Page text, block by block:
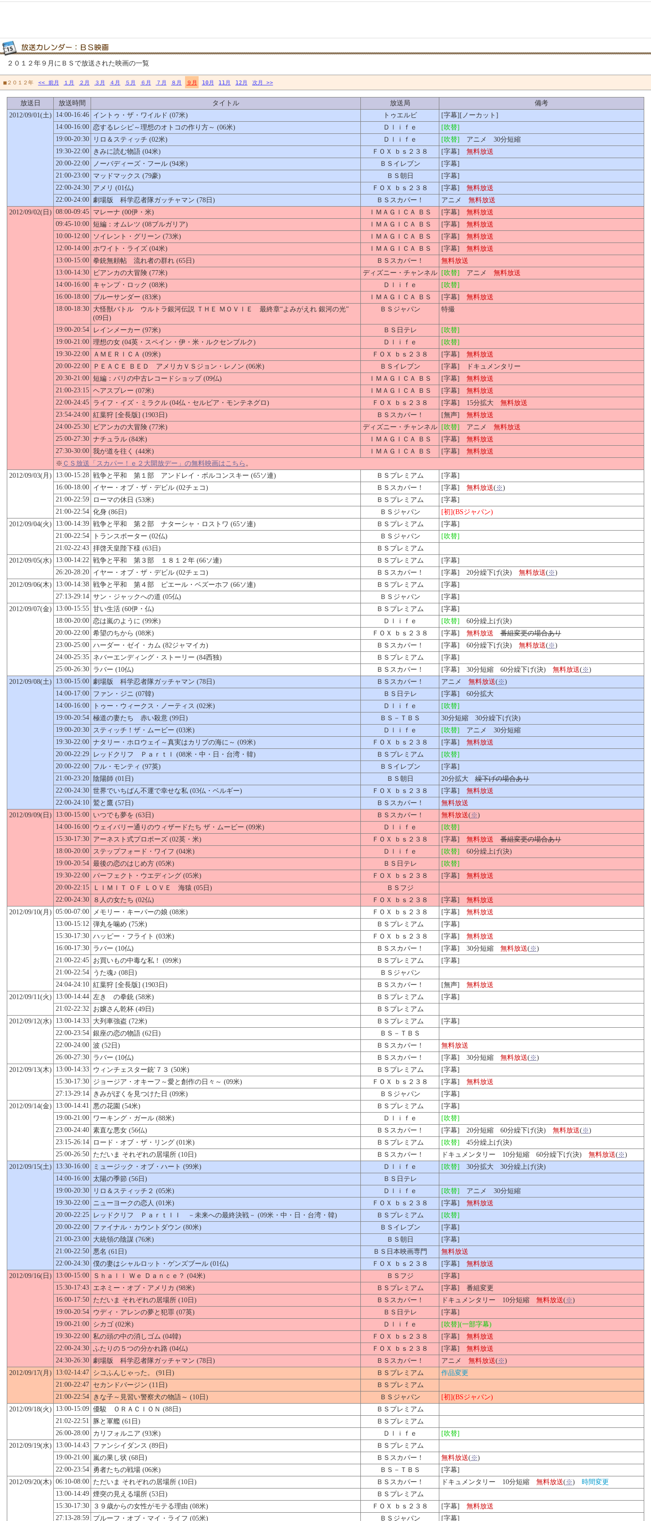
２０１２年９月にＢＳで放送された映画の一覧
■２０１２年 << 前月 １月 ２月 ３月 ４月 ５月 ６月 ７月 ８月 ９月 10月 11月 12月 次月 >>
放送日 放送時間 タイトル 放送局
備考
2012/09/01(土)
14:00-16:46 イントゥ・ザ・ワイルド (07米) トゥエルビ
[字幕][ノーカット]
14:00-16:00 恋するレシピ～理想のオトコの作り方～ (06米) Ｄｌｉｆｅ
[吹替]
19:00-20:30
リロ＆スティッチ (02米) Ｄｌｉｆｅ [吹替] アニメ 30分短縮
19:30-22:00
きみに読む物語 (04米) ＦＯＸ ｂｓ２３８ [字幕] 無料放送
20:00-22:00
ノーバディーズ・フール (94米) ＢＳイレブン
[字幕]
21:00-23:00
マッドマックス (79豪) ＢＳ朝日
[字幕]
22:00-24:30
アメリ (01仏) ＦＯＸ ｂｓ２３８ [字幕] 無料放送
22:00-24:00
劇場版 科学忍者隊ガッチャマン (78日) ＢＳスカパー！ アニメ 無料放送
2012/09/02(日) 08:00-09:45 マレーナ (00伊・米) ＩＭＡＧＩＣＡ ＢＳ [字幕] 無料放送
09:45-10:00 短編：オムレツ (08ブルガリア) ＩＭＡＧＩＣＡ ＢＳ [字幕] 無料放送
10:00-12:00
ソイレント・グリーン (73米) ＩＭＡＧＩＣＡ ＢＳ [字幕] 無料放送
12:00-14:00
ホワイト・ライズ (04米) ＩＭＡＧＩＣＡ ＢＳ [字幕] 無料放送
13:00-15:00 拳銃無頼帖 流れ者の群れ (65日) ＢＳスカパー！
無料放送
13:00-14:30
ビアンカの大冒険 (77米) ディズニー・チャンネル [吹替] アニメ 無料放送
14:00-16:00
キャンプ・ロック (08米) Ｄｌｉｆｅ
[吹替]
16:00-18:00
ブルーサンダー (83米) ＩＭＡＧＩＣＡ ＢＳ [字幕] 無料放送
18:00-18:30
大怪獣バトル ウルトラ銀河伝説 ＴＨＥ ＭＯＶＩＥ 最終章“よみがえれ 銀河の光”
(09日)
ＢＳジャパン 特撮
19:00-20:54 レインメーカー (97米) ＢＳ日テレ
[吹替]
19:00-21:00 理想の女(04英・スペイン・伊・米・ルクセンブルク) Ｄｌｉｆｅ
[吹替]
19:30-22:00
ＡＭＥＲＩＣＡ (09米) ＦＯＸ ｂｓ２３８ [字幕] 無料放送
20:00-22:00
ＰＥＡＣＥ ＢＥＤ アメリカＶＳジョン・レノン (06米) ＢＳイレブン
[字幕] ドキュメンタリー
20:30-21:00 短編：パリの中古レコードショップ (09仏) ＩＭＡＧＩＣＡ ＢＳ [字幕] 無料放送
21:00-23:15 ヘアスプレー (07米) ＩＭＡＧＩＣＡ ＢＳ [字幕] 無料放送
22:00-24:45
ライフ・イズ・ミラクル (04仏・セルビア・モンテネグロ) ＦＯＸ ｂｓ２３８ [字幕] 15分拡大 無料放送
23:54-24:00 紅葉狩 [全長版] (1903日) ＢＳスカパー！ [無声] 無料放送
24:00-25:30
ビアンカの大冒険 (77米) ディズニー・チャンネル [吹替] アニメ 無料放送
25:00-27:30 ナチュラル (84米) ＩＭＡＧＩＣＡ ＢＳ [字幕] 無料放送
27:30-30:00 我が道を往く (44米) ＩＭＡＧＩＣＡ ＢＳ [字幕] 無料放送
※ ＣＳ放送「スカパー！ｅ２大開放デー」の無料映画はこちら 。
2012/09/03(月)
13:00-15:28 戦争と平和 第１部 アンドレイ・ボルコンスキー (65ソ連) ＢＳプレミアム
[字幕]
16:00-18:00
イヤー・オブ・ザ・デビル (02チェコ) ＢＳスカパー！ [字幕] 無料放送(※)
21:00-22:59
ローマの休日 (53米) ＢＳプレミアム
[字幕]
21:00-22:54 化身 (86日) ＢＳジャパン
[初](BSジャパン)
2012/09/04(火)
13:00-14:39 戦争と平和 第２部 ナターシャ・ロストワ (65ソ連) ＢＳプレミアム
[字幕]
21:00-22:54
トランスポーター (02仏) ＢＳジャパン
[吹替]
21:02-22:43 拝啓天皇陛下様 (63日)
ＢＳプレミアム
2012/09/05(水) 13:00-14:22 戦争と平和 第３部 １８１２年 (66ソ連) ＢＳプレミアム
[字幕]
26:20-28:20
イヤー・オブ・ザ・デビル (02チェコ) ＢＳスカパー！ [字幕] 20分繰下げ(決) 無料放送(※)
2012/09/06(木)
13:00-14:38 戦争と平和 第４部 ピエール・ベズーホフ (66ソ連) ＢＳプレミアム
[字幕]
27:13-29:14 サン・ジャックへの道 (05仏) ＢＳジャパン
[字幕]
2012/09/07(金)
13:00-15:55 甘い生活 (60伊・仏) ＢＳプレミアム
[字幕]
18:00-20:00 恋は嵐のように (99米) Ｄｌｉｆｅ [吹替] 60分繰上げ(決)
20:00-22:00 希望のちから (08米) ＦＯＸ ｂｓ２３８ [字幕] 無料放送
番組変更の場合あり
23:00-25:00 ハーダー・ゼイ・カム (82ジャマイカ) ＢＳスカパー！ [字幕] 60分繰下げ(決) 無料放送(※)
24:00-25:35
ネバーエンディング・ストーリー (84西独) ＢＳプレミアム
[字幕]
25:00-26:30
ラバー (10仏) ＢＳスカパー！ [字幕] 30分短縮 60分繰下げ(決) 無料放送(※)
2012/09/08(土)
13:00-15:00 劇場版 科学忍者隊ガッチャマン (78日) ＢＳスカパー！ アニメ 無料放送(※)
14:00-17:00
ファン・ジニ (07韓) ＢＳ日テレ
[字幕] 60分拡大
14:00-16:00
トゥー・ウィークス・ノーティス (02米) Ｄｌｉｆｅ
[吹替]
19:00-20:54 極道の妻たち 赤い殺意 (99日) ＢＳ－ＴＢＳ
30分短縮 30分繰下げ(決)
19:00-20:30
スティッチ！ザ・ムービー (03米) Ｄｌｉｆｅ [吹替] アニメ 30分短縮
19:30-22:00 ナタリー・ホロウェイ～真実はカリブの海に～ (09米) ＦＯＸ ｂｓ２３８ [字幕] 無料放送
20:00-22:29
レッドクリフ ＰａｒｔＩ (08米・中・日・台湾・韓) ＢＳプレミアム
[吹替]
20:00-22:00
フル・モンティ (97英) ＢＳイレブン
[字幕]
21:00-23:20
陰陽師 (01日) ＢＳ朝日 20分拡大繰下げの場合あり
22:00-24:30 世界でいちばん不運で幸せな私 (03仏・ベルギー) ＦＯＸ ｂｓ２３８ [字幕] 無料放送
22:00-24:10 鷲と鷹 (57日) ＢＳスカパー！
無料放送
2012/09/09(日)
13:00-15:00 いつでも夢を (63日) ＢＳスカパー！ 無料放送(※)
14:00-16:00
ウェイバリー通りのウィザードたち ザ・ムービー (09米) Ｄｌｉｆｅ
[吹替]
15:30-17:30
アーネスト式プロポーズ (02英・米) ＦＯＸ ｂｓ２３８ [字幕] 無料放送
番組変更の場合あり
18:00-20:00
ステップフォード・ワイフ (04米) Ｄｌｉｆｅ [吹替] 60分繰上げ(決)
19:00-20:54 最後の恋のはじめ方 (05米) ＢＳ日テレ
[吹替]
19:30-22:00 パーフェクト・ウエディング(05米) ＦＯＸ ｂｓ２３８ [字幕] 無料放送
20:00-22:15
ＬＩＭＩＴ ＯＦ ＬＯＶＥ 海猿 (05日)
ＢＳフジ
22:00-24:30
８人の女たち (02仏) ＦＯＸ ｂｓ２３８ [字幕] 無料放送
2012/09/10(月) 05:00-07:00 メモリー・キーパーの娘 (08米) ＦＯＸ ｂｓ２３８ [字幕] 無料放送
13:00-15:12 弾丸を噛め (75米) ＢＳプレミアム
[字幕]
15:30-17:30 ハッピー・フライト (03米) ＦＯＸ ｂｓ２３８ [字幕] 無料放送
16:00-17:30
ラバー (10仏) ＢＳスカパー！ [字幕] 30分短縮 無料放送(※)
21:00-22:45
お買いもの中毒な私！ (09米) ＢＳプレミアム
[字幕]
21:00-22:54
うた魂♪ (08日)
ＢＳジャパン
24:04-24:10 紅葉狩 [全長版] (1903日) ＢＳスカパー！ [無声] 無料放送
2012/09/11(火)
13:00-14:44 左きゝの拳銃 (58米) ＢＳプレミアム
[字幕]
21:02-22:32
お嬢さん乾杯 (49日)
ＢＳプレミアム
2012/09/12(水)
13:00-14:33 大列車強盗 (72米) ＢＳプレミアム
[字幕]
22:00-23:54 銀座の恋の物語 (62日)
ＢＳ－ＴＢＳ
22:00-24:00 波 (52日) ＢＳスカパー！
無料放送
26:00-27:30
ラバー (10仏) ＢＳスカパー！ [字幕] 30分短縮 無料放送(※)
2012/09/13(木)
13:00-14:33 ウィンチェスター銃'７３ (50米) ＢＳプレミアム
[字幕]
15:30-17:30
ジョージア・オキーフ～愛と創作の日々～ (09米) ＦＯＸ ｂｓ２３８ [字幕] 無料放送
27:13-29:14
きみがぼくを見つけた日 (09米) ＢＳジャパン
[字幕]
2012/09/14(金)
13:00-14:41 悪の花園 (54米) ＢＳプレミアム
[字幕]
19:00-21:00
ワーキング・ガール (88米) Ｄｌｉｆｅ
[吹替]
23:00-24:40 素直な悪女 (56仏) ＢＳスカパー！ [字幕] 20分短縮 60分繰下げ(決) 無料放送(※)
23:15-26:14
ロード・オブ・ザ・リング (01米) ＢＳプレミアム [吹替] 45分繰上げ(決)
25:00-26:50
ただいま それぞれの居場所 (10日) ＢＳスカパー！ ドキュメンタリー 10分短縮 60分繰下げ(決) 無料放送(※)
2012/09/15(土) 13:30-16:00 ミュージック・オブ・ハート (99米) Ｄｌｉｆｅ [吹替] 30分拡大 30分繰上げ(決)
14:00-16:00
太陽の季節 (56日)
ＢＳ日テレ
19:00-20:30
リロ＆スティッチ２ (05米) Ｄｌｉｆｅ [吹替] アニメ 30分短縮
19:30-22:00
ニューヨークの恋人 (01米) ＦＯＸ ｂｓ２３８ [字幕] 無料放送
20:00-22:25
レッドクリフ ＰａｒｔＩＩ －未来への最終決戦－ (09米・中・日・台湾・韓) ＢＳプレミアム
[吹替]
20:00-22:00
ファイナル・カウントダウン (80米) ＢＳイレブン
[字幕]
21:00-23:00
大統領の陰謀 (76米) ＢＳ朝日
[字幕]
21:00-22:50
悪名 (61日) ＢＳ日本映画専門
無料放送
22:00-24:30 僕の妻はシャルロット・ゲンズブール (01仏) ＦＯＸ ｂｓ２３８ [字幕] 無料放送
2012/09/16(日)
13:00-15:00 Ｓｈａｌｌ Ｗｅ Ｄａｎｃｅ？ (04米) ＢＳフジ
[字幕]
15:30-17:43
エネミー・オブ・アメリカ (98米) ＢＳプレミアム
[字幕] 番組変更
16:00-17:50
ただいま それぞれの居場所 (10日) ＢＳスカパー！ ドキュメンタリー 10分短縮 無料放送(※)
19:00-20:54
ウディ・アレンの夢と犯罪 (07英) ＢＳ日テレ
[字幕]
19:00-21:00
シカゴ (02米) Ｄｌｉｆｅ
[吹替](一部字幕)
19:30-22:00 私の頭の中の消しゴム (04韓) ＦＯＸ ｂｓ２３８ [字幕] 無料放送
22:00-24:30 ふたりの５つの分かれ路 (04仏) ＦＯＸ ｂｓ２３８ [字幕] 無料放送
24:30-26:30
劇場版 科学忍者隊ガッチャマン (78日) ＢＳスカパー！ アニメ 無料放送(※)
2012/09/17(月)
13:02-14:47 シコふんじゃった。 (91日) ＢＳプレミアム
作品変更
21:00-22:47
セカンドバージン (11日)
ＢＳプレミアム
21:00-22:54
きな子～見習い警察犬の物語～ (10日) ＢＳジャパン
[初](BSジャパン)
2012/09/18(火)
13:00-15:09 優駿 ＯＲＡＣＩＯＮ (88日)
ＢＳプレミアム
21:02-22:51
豚と軍艦 (61日)
ＢＳプレミアム
26:00-28:00
カリフォルニア (93米) Ｄｌｉｆｅ
[吹替]
2012/09/19(水)
13:00-14:43 ファンシイダンス (89日)
ＢＳプレミアム
19:00-21:00
嵐の果し状 (68日) ＢＳスカパー！ 無料放送(※)
22:00-23:54
勇者たちの戦場 (06米) ＢＳ－ＴＢＳ
[字幕]
2012/09/20(木) 06:10-08:00 ただいま それぞれの居場所 (10日) ＢＳスカパー！ ドキュメンタリー 10分短縮 無料放送(※) 時間変更
13:00-14:49 煙突の見える場所 (53日)
ＢＳプレミアム
15:30-17:30
３９歳からの女性がモテる理由 (08米) ＦＯＸ ｂｓ２３８ [字幕] 無料放送
27:13-28:59
プルーフ・オブ・マイ・ライフ (05米) ＢＳジャパン [字幕]